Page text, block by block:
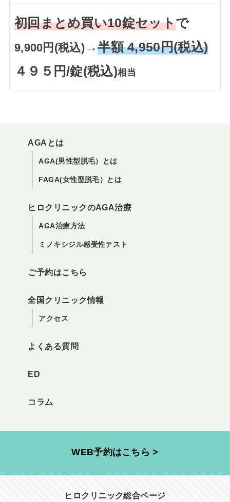
初回まとめ買い10錠セットで
9,900円(税込)→半額 4,950円(税込)
４９５円/錠(税込)相当
AGAとは
AGA(男性型脱毛）とは
FAGA(女性型脱毛）とは
ヒロクリニックのAGA治療
AGA治療方法
ミノキシジル感受性テスト
ご予約はこちら
全国クリニック情報
アクセス
よくある質問
ED
コラム
WEB予約はこちら >
ヒロクリニック総合ページ